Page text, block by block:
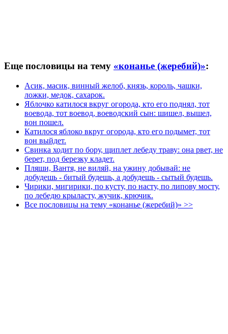
Еще пословицы на тему «конанье (жеребий)»:
Асик, масик, винный желоб, князь, король, чашки,
ложки, медок, сахарок.
Яблочко катилося вкруг огорода, кто его поднял, тот
воевода, тот воевод, воеводский сын: шишел, вышел,
вон пошел.
Катилося яблоко вкруг огорода, кто его подымет, тот
вон выйдет.
Свинка ходит по бору, щиплет лебеду траву: она рвет, не
берет, под березку кладет.
Пляши, Вантя, не виляй, на ужину добывай: не
добудешь - битый будешь, а добудешь - сытый будешь.
Чирики, мигирики, по кусту, по насту, по липову мосту,
по лебедю крыласту, жучик, крючик.
Все пословицы на тему «конанье (жеребий)» >>